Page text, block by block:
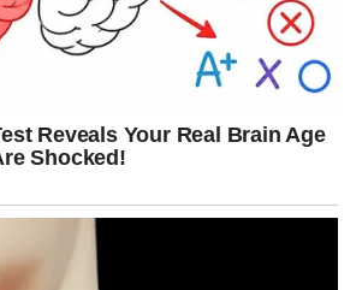
shvata da
ne mora da bira između
sebi.
ISTINA I